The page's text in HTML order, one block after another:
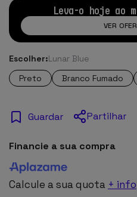
Leva-o hoje ao
VER
Escolher:Lunar Blue
Preto
Branco Fumado
Guardar Partilhar
Financie a sua compra
Calcule a sua quota + info